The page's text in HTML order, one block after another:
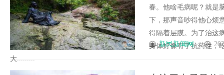
春。他啥毛病呢？就是
下，那声音吵得他心烦
得隔着层膜。为了治这
身体好像有了抗药性，
大.........
新民新闻网
务全面解析：破解疑 武汉配眼镜 上海配眼镜